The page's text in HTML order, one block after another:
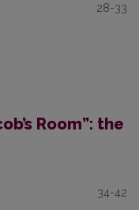
28-33
Room”: the
34-42